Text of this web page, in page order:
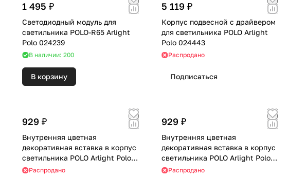
1 495 ₽
Светодиодный модуль для
светильника POLO-R65 Arlight
Polo 024239
В наличии: 200
В корзину
5 119 ₽
Корпус подвесной с драйвером
для светильника POLO Arlight
Polo 024443
Распродано
Подписаться
929 ₽
Внутренняя цветная
декоративная вставка в корпус
светильника POLO Arlight Polo
020881
Распродано
929 ₽
Внутренняя цветная
декоративная вставка в корпус
светильника POLO Arlight Polo
020880
Распродано